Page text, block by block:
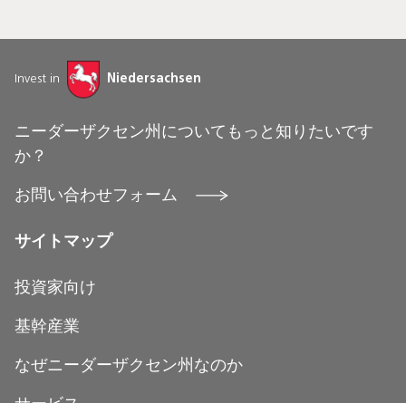
Invest in Niedersachsen
ニーダーザクセン州についてもっと知りたいです
か？
お問い合わせフォーム
サイトマップ
投資家向け
基幹産業
なぜニーダーザクセン州なのか